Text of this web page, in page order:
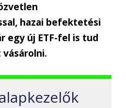
hazai befektetési
egy új ETF-fel is tud